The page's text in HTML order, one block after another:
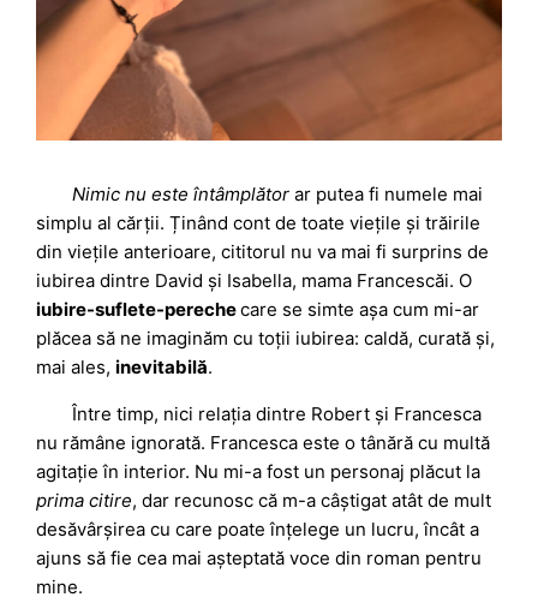
Nimic nu este întâmplător ar putea fi numele mai
simplu al cărții. Ținând cont de toate viețile și trăirile
din viețile anterioare, cititorul nu va mai fi surprins de
iubirea dintre David și Isabella, mama Francescăi. O
iubire-suflete-perechecare se simte așa cum mi-ar
plăcea să ne imaginăm cu toții iubirea: caldă, curată și,
mai ales,inevitabilă.
Între timp, nici relația dintre Robert și Francesca
nu rămâne ignorată. Francesca este o tânără cu multă
agitație în interior. Nu mi-a fost un personaj plăcut la
prima citire, dar recunosc că m-a câștigat atât de mult
desăvârșirea cu care poate înțelege un lucru, încât a
ajuns să fie cea mai așteptată voce din roman pentru
mine.